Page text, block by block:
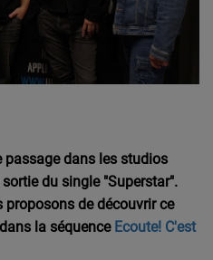
passage dans les studios
du single "Superstar".
proposons de découvrir ce
la séquence Ecoute! C'est